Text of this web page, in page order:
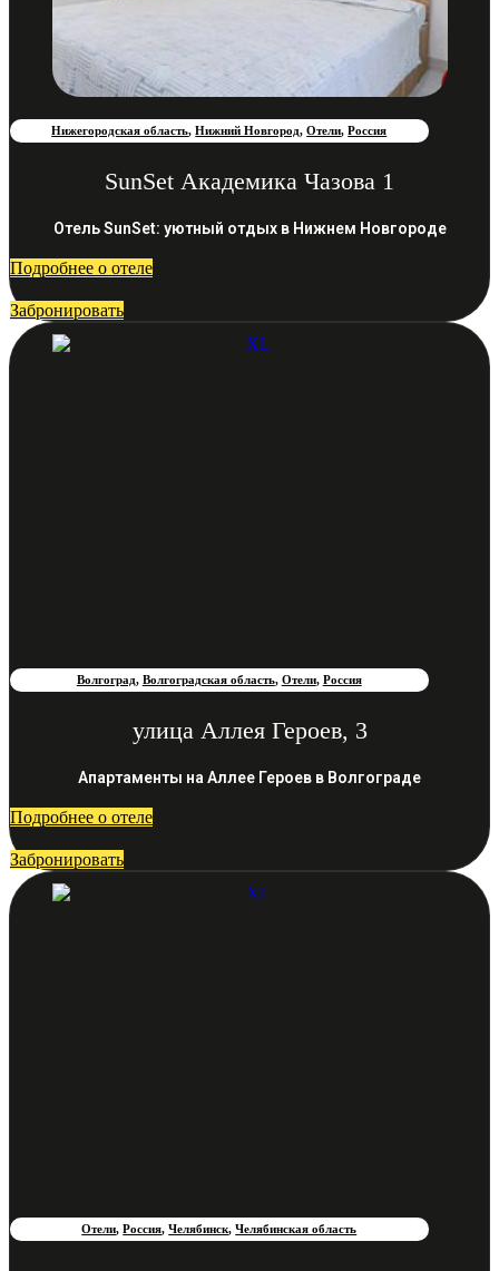
Нижегородская область,Нижний Новгород,Отели,Россия
SunSet Академика Чазова 1
Отель SunSet: уютный отдых в Нижнем Новгороде
Подробнее о отеле
Забронировать
Волгоград, Волгоградская область, Отели, Россия
улица Аллея Героев, 3
Апартаменты на Аллее Героев в Волгограде
Подробнее о отеле
Забронировать
Отели,Россия,Челябинск,Челябинская область